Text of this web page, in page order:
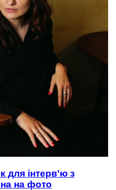
для інтерв'ю з
на фото